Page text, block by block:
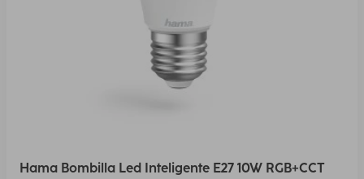
Hama Bombilla Led Inteligente E27 10W RGB+CCT